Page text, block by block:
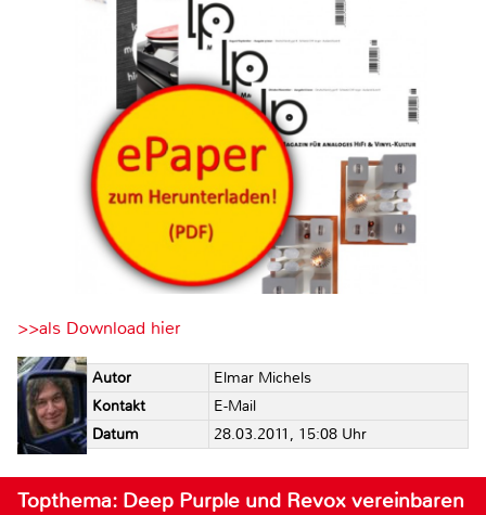
>>als Download hier
Autor
Elmar Michels
Kontakt
E-Mail
Datum
28.03.2011, 15:08 Uhr
Topthema: Deep Purple und Revox vereinbaren